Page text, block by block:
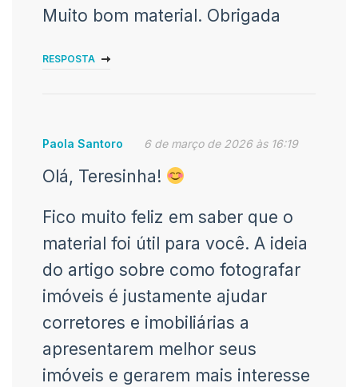
Muito bom material. Obrigada
RESPOSTA
Paola Santoro 6 de março de 2026 às 16:19
Olá, Teresinha!
Fico muito feliz em saber que o
material foi útil para você. A ideia
do artigo sobre como fotografar
imóveis é justamente ajudar
corretores e imobiliárias a
apresentarem melhor seus
imóveis e gerarem mais interesse